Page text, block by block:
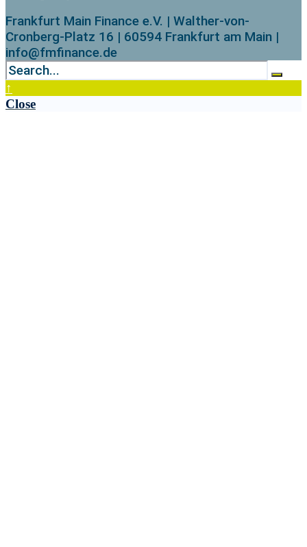
Frankfurt Main Finance e.V. | Walther-von-
Cronberg-Platz 16 | 60594 Frankfurt am Main |
info@fmfinance.de
↑
Close